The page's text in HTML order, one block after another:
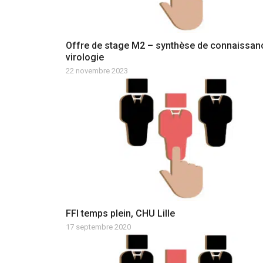
Offre de stage M2 – synthèse de
virologie
22 novembre 2023
FFI temps plein, CHU Lille
17 septembre 2020